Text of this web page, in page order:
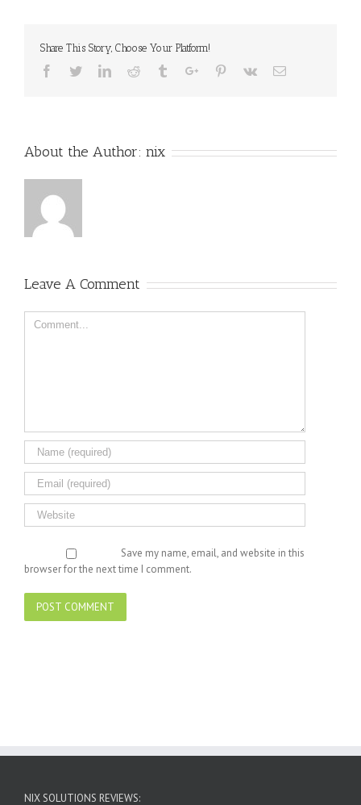
Share This Story, Choose Your Platform!
Facebook
TwitterLinkedinReddit TumblrGoogle+Pinterest
Vk Email
About the Author: nix
Leave A Comment
Comment
Save my name, email, and website in this
browser for the next time I comment.
NIX SOLUTIONS REVIEWS: